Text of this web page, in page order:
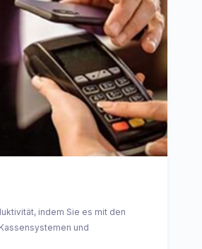
indem Sie es mit den
und